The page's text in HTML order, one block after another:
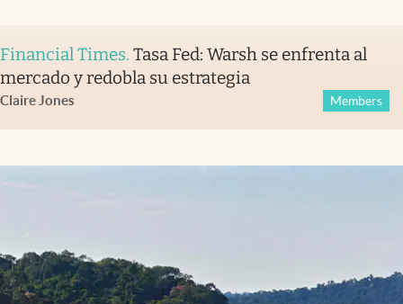
Financial Times. Tasa Fed: Warsh se enfrenta al
mercado y redobla su estrategia
Claire Jones Members